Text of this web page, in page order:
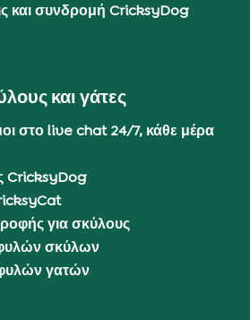
και συνδρομή CricksyDog
και γάτες
στο live chat 24/7, κάθε μέρα
CricksyDog
για σκύλους
σκύλων
γατών